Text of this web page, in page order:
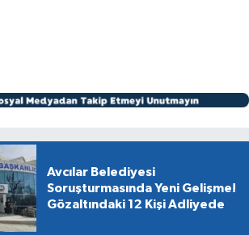
Avcılar Belediyesi
Soruşturmasında Yeni Gelişme!
Gözaltındaki 12 Kişi Adliyede